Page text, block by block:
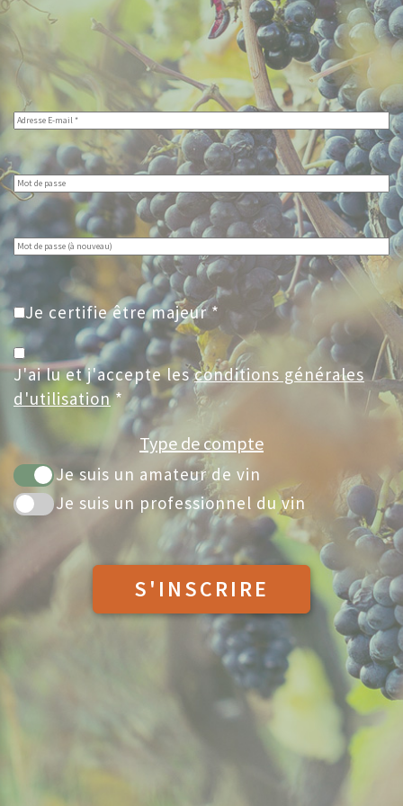
Je certifie être majeur *
J'ai lu et j'accepte lesconditions générales
d'utilisation*
Type de compte
Je suis un amateur de vin
Je suis un professionnel du vin
S'INSCRIRE